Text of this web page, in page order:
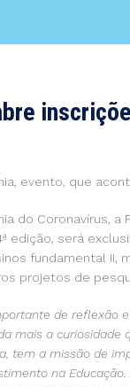
evento, que
do Coronavírus,
edição, será
fundamental II,
projetos de
de reflexão
mais a curiosidade
tem a missão de
na